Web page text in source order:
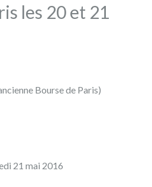
les 20 et 21
Bourse de Paris)
21 mai 2016